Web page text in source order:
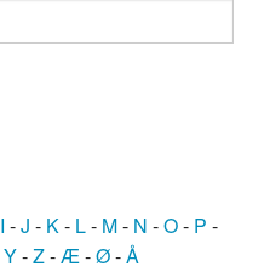
I -J - K- L- M- N -O- P -
Y-Z-Æ-Ø-Å